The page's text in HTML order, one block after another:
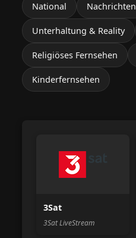
National Nachrichten
Unterhaltung & Reality
Religiöses Fernsehen
Kinderfernsehen
3Sat
3Sat LiveStream